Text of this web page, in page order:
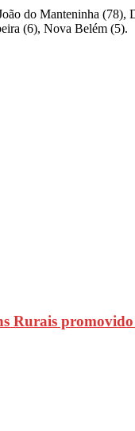
do Manteninha
(6), Nova Belém (5).
Rurais